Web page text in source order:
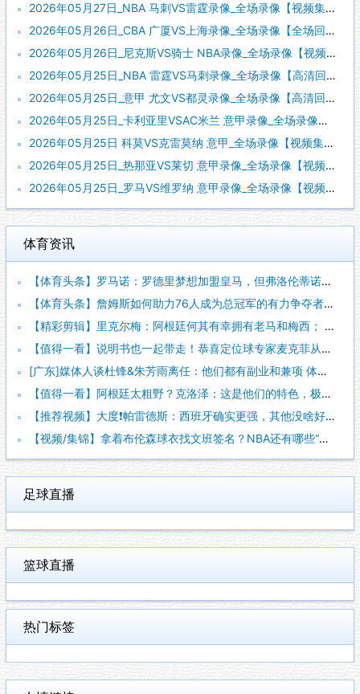
2026年05月27日_NBA 马刺VS雷霆录像_全场录像【视频集锦】
2026年05月26日_CBA 广厦VS上海录像_全场录像【全场回放】
2026年05月26日_尼克斯VS骑士 NBA录像_全场录像【视频集锦】
2026年05月25日_NBA 雷霆VS马刺录像_全场录像【高清回放】
2026年05月25日_意甲 尤文VS都灵录像_全场录像【高清回放】
2026年05月25日_卡利亚里VSAC米兰 意甲录像_全场录像【视频集锦】
2026年05月25日 科莫VS克雷莫纳 意甲_全场录像【视频集锦】
2026年05月25日_热那亚VS莱切 意甲录像_全场录像【视频集锦】
2026年05月25日_罗马VS维罗纳 意甲录像_全场录像【视频集锦】
体育资讯
【体育头条】罗马诺：罗德里梦想加盟皇马，但弗洛伦蒂诺尚未批准
【体育头条】詹姆斯如何助力76人成为总冠军的有力争夺者？组织
【精彩剪辑】里克尔梅：阿根廷何其有幸拥有老马和梅西； 体力充
【值得一看】说明书也一起带走！恭喜定位球专家麦克菲从维拉转投
[广东]媒体人谈杜锋&朱芳雨离任：他们都有副业和兼项 体育唯
【值得一看】阿根廷太粗野？克洛泽：这是他们的特色，极其强调对
【推荐视频】大度❗️帕雷德斯：西班牙确实更强，其他没啥好辟谣
【视频/集锦】拿着布伦森球衣找文班签名？NBA还有哪些“贴脸
足球直播
篮球直播
热门标签